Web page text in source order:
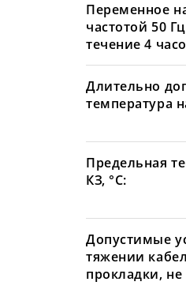
Переменное
частотой 50
течение 4
Длительно
температура
Предельная
КЗ, °С:
Допустимые
тяжении
прокладки,